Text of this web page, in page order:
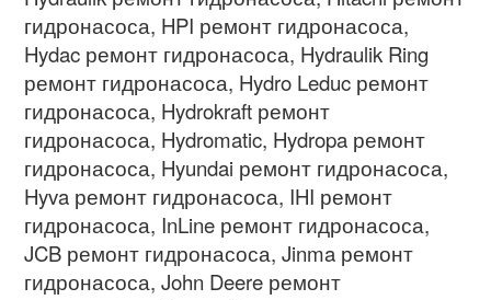
гидронасоса, HPI ремонт гидронасоса,
Hydac ремонт гидронасоса, Hydraulik Ring
ремонт гидронасоса, Hydro Leduc ремонт
гидронасоса, Hydrokraft ремонт
гидронасоса, Hydromatic, Hydropa ремонт
гидронасоса, Hyundai ремонт гидронасоса,
Hyva ремонт гидронасоса, IHI ремонт
гидронасоса, InLine ремонт гидронасоса,
JCB ремонт гидронасоса, Jinma ремонт
гидронасоса, John Deere ремонт